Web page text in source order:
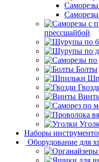
прессшайбой
Болты
Наборы
Оборудование для